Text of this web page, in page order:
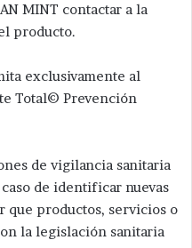
MINT contactar a la
producto.
exclusivamente al
Total© Prevención
de vigilancia sanitaria
de identificar nuevas
que productos, servicios o
la legislación sanitaria